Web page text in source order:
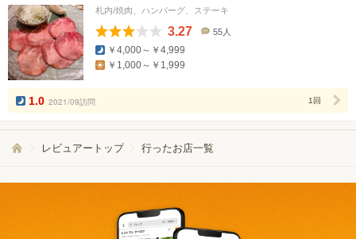
札内/焼肉、ハンバーグ、ステーキ
3.27
数
55人
￥4,000～￥4,999
￥1,000～￥1,999
1.0 2021/09訪問 1回
レビュアートップ 行ったお店一覧